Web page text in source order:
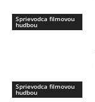
Sprievodca filmovou
hudbou
Sprievodca filmovou
hudbou